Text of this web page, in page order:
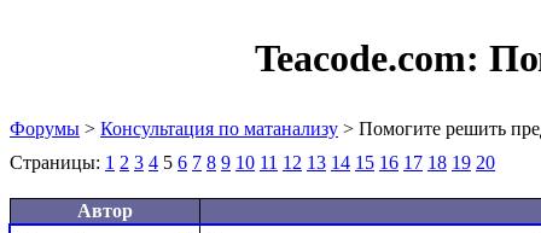
Teacode.com:
Форумы > Консультация по матанализу > Помогите решить
Страницы: 1 2 3 4 5 6 7 8 9 10 11 12 13 14 15 16 17 18 19 20
Автор